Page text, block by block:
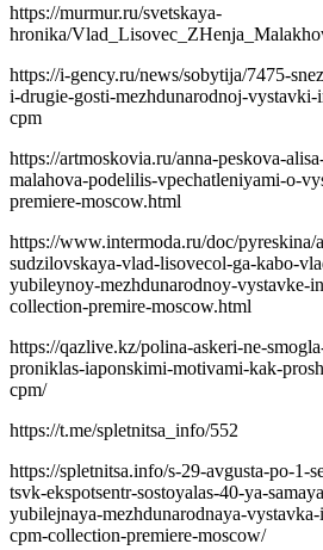
https://murmur.ru/svetskaya-
hronika/
https://i-gency.ru/news/sobytija/7475-
i-drugie-gosti-mezhdunarodnoj-
cpm
https://artmoskovia.ru/anna-peskova-
malahova-podelilis-vpechatleniyami-o-
premiere-moscow.html
https://www.intermoda.ru/doc/pyreskina/
sudzilovskaya-vlad-lisovecol-ga-kabo-
yubileynoy-mezhdunarodnoy-vystavke-
collection-premire-moscow.html
https://qazlive.kz/polina-askeri-ne-
proniklas-iaponskimi-motivami-kak-
cpm/
https://t.me/spletnitsa_info/552
https://spletnitsa.info/s-29-avgusta-po-1-
tsvk-ekspotsentr-sostoyalas-40-ya-
yubilejnaya-mezhdunarodnaya-
cpm-collection-premiere-moscow/